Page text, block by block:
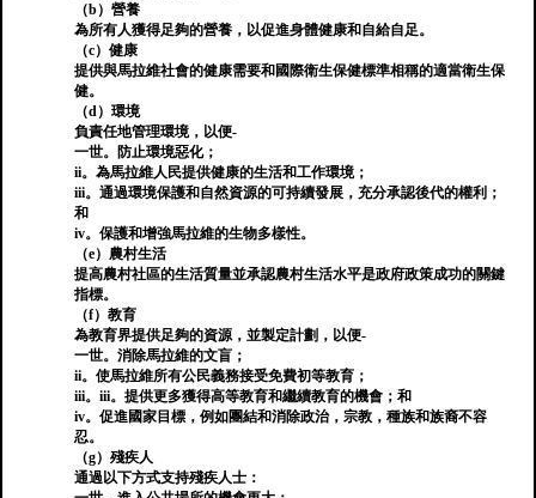
（b）營養
為所有人獲得足夠的營養，以促進身體健康和自給自足。
（c）健康
提供與馬拉維社會的健康需要和國際衛生保健標準相稱的適當衛生保
健。
（d）環境
負責任地管理環境，以便-
一世。防止環境惡化；
ii。為馬拉維人民提供健康的生活和工作環境；
iii。通過環境保護和自然資源的可持續發展，充分承認後代的權利；
和
iv。保護和增強馬拉維的生物多樣性。
（e）農村生活
提高農村社區的生活質量並承認農村生活水平是政府政策成功的關鍵
指標。
（f）教育
為教育界提供足夠的資源，並製定計劃，以便-
一世。消除馬拉維的文盲；
ii。使馬拉維所有公民義務接受免費初等教育；
iii。iii。提供更多獲得高等教育和繼續教育的機會；和
iv。促進國家目標，例如團結和消除政治，宗教，種族和族裔不容
忍。
（g）殘疾人
通過以下方式支持殘疾人士：